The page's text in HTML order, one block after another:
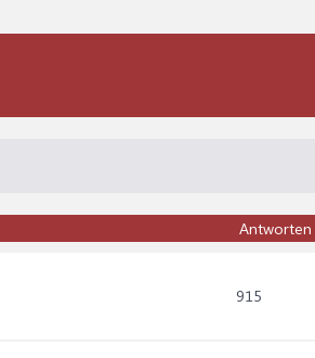
Antworten
915